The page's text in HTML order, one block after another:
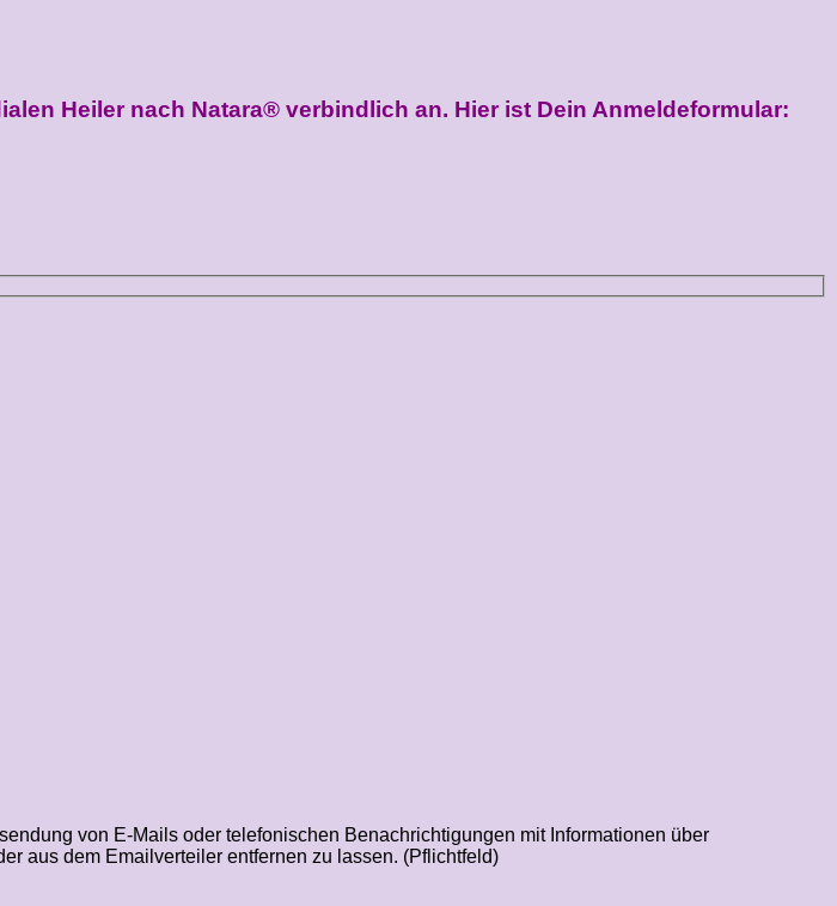
Heiler nach Natara® verbindlich an. Hier ist Dein Anmeldeformular:
von E‑Mails oder telefonischen Benachrichtigungen mit Informationen über
aus dem Emailverteiler entfernen zu lassen. (Pflichtfeld)